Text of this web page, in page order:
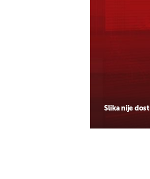
Slika nije